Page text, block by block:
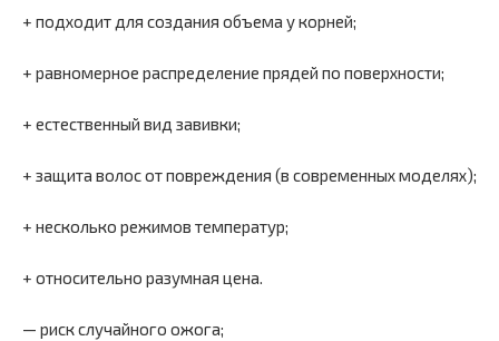
+ подходит для создания объема у корней;
+ равномерное распределение прядей по поверхности;
+ естественный вид завивки;
+ защита волос от повреждения (в современных моделях);
+ несколько режимов температур;
+ относительно разумная цена.
— риск случайного ожога;